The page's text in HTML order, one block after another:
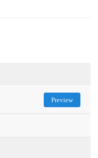
Preview